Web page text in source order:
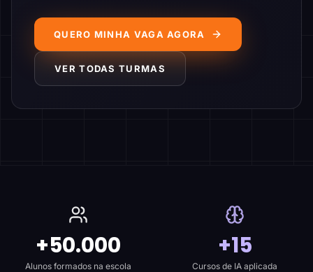
QUERO MINHA VAGA AGORA
VER TODAS TURMAS
+50.000
Alunos formados na escola
+15
Cursos de IA aplicada